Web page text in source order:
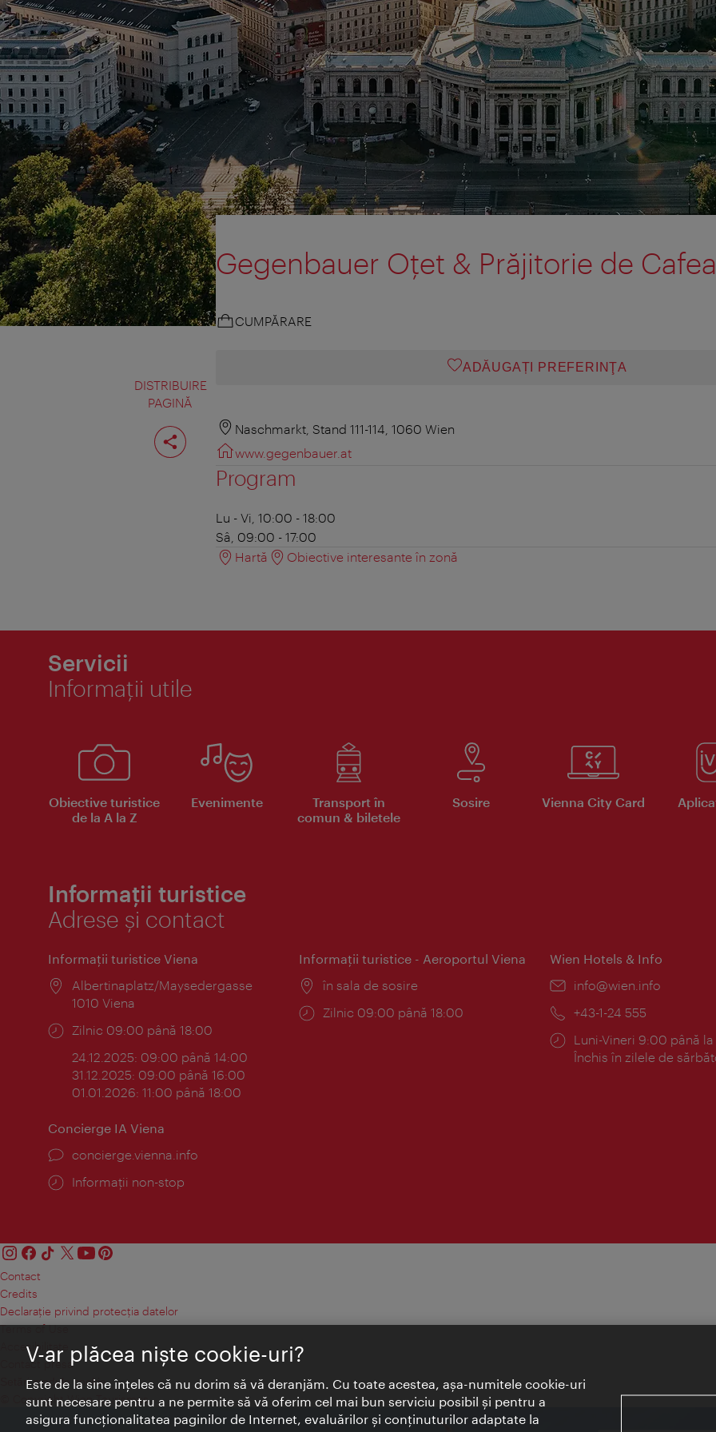
DISTRIBUIRE
PAGINĂ
Distribuiţi
pagina
Gegenbauer Oțet & Prăjitorie de Cafea
CUMPĂRARE
ADĂUGAȚI PREFERINŢA
Naschmarkt, Stand 111-114, 1060 Wien
www.gegenbauer.at
Program
Lu - Vi, 10:00 - 18:00
Sâ, 09:00 - 17:00
Hartă
Obiective interesante în zonă
Servicii
Informaţii utile
Obiective turistice
de la A la Z
Evenimente
Transport în
comun & biletele
Sosire Vienna City Card
Informații turistice
Adrese și contact
Informaţii turistice Viena
Locul:
Albertinaplatz/Maysedergasse
1010 Viena
Program:
Zilnic 09:00 până 18:00
24.12.2025: 09:00 până 14:00
31.12.2025: 09:00 până 16:00
01.01.2026: 11:00 până 18:00
Informaţii turistice - Aeroportul Viena
Locul:
în sala de sosire
Program:
Zilnic 09:00 până 18:00
Wien Hotels & Info
E-
info@wien.info
Telefon:
+43-1-24 555
Program:
Luni-Vineri 9:00 până la
Închis în zilele de
Concierge IA Viena
concierge.vienna.info
Informații non-stop
Contact
Credits
Declaraţie privind protecţia datelor
Terms of Use
Accesibilitate
Contact presa
Setări module cookie
© Copyright Wien Tourismus
V-ar plăcea nişte cookie-uri?
Este de la sine înţeles că nu dorim să vă deranjăm. Cu toate acestea, aşa-numitele cookie-uri
sunt necesare pentru a ne permite să vă oferim cel mai bun serviciu posibil şi pentru a
asigura funcţionalitatea paginilor de Internet, evaluărilor şi conţinuturilor adaptate la